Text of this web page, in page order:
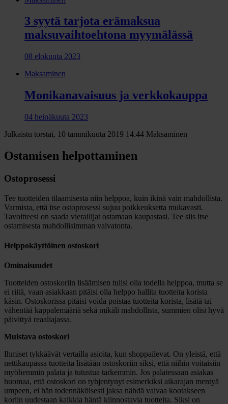
3 syytä tarjota erämaksua
maksuvaihtoehtona myymälässä
08 elokuuta 2023
Maksaminen
Monikanavaisuus ja verkkokauppa
04 heinäkuuta 2023
Julkaistu torstai, 10 tammikuuta 2019 14.44 Maksaminen
Ostamisen helpottaminen
Ostoprosessi
Tee tuotteiden tilaamisesta niin helppoa, kuin ikinä vain mahdollista.
Varmista, että itse ostoprosessi sujuu poikkeuksetta mukavasti.
Tavoitteesi on saada vierailijat ostamaan kaupastasi. Tee siis itse
ostamisesta mahdollisimman vaivatonta.
Helppokäyttöinen ostoskori
Ominaisuudet
Tuotteiden ostoskoriin lisäämisen tulisi olla todella helppoa, mutta se
ei riitä, vaan asiakkaan pitäisi olla helppo hallita tuotteita korista
käsin. Ostoskorissa pitäisi voida poistaa tuotteita korista, lisätä tai
vähentää kappalemääriä sekä mikäli mahdollista, summien olisi hyvä
päivittyä reaaliajassa.
Muistava ostoskori
Ihmiset tykkäävät vertailla asioita, kun shoppailevat. On yleistä, että
nettikaupassa tuotteita lisätään ostoskoriin siksi, että niihin voitaisiin
myöhemmin palata ja tutustua tarkemmin. Jos palatessaan asiakas
huomaa, että ostoskori on tyhjentynyt esimerkiksi aikarajan mentyä
umpeen, ei hän todennäköisesti jaksa nähdä vaivaa kootakseen
koriin uudestaan kaikkia häntä kiinnostavia tuotteita. Siksi on